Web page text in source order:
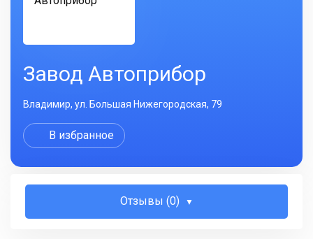
Завод Автоприбор
Владимир, ул. Большая Нижегородская, 79
В избранное
Отзывы (0)